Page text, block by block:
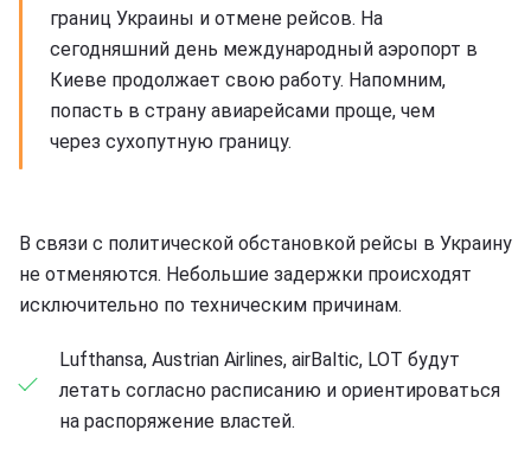
границ Украины и отмене рейсов. На
сегодняшний день международный аэропорт в
Киеве продолжает свою работу. Напомним,
попасть в страну авиарейсами проще, чем
через сухопутную границу.
В связи с политической обстановкой рейсы в Украину
не отменяются. Небольшие задержки происходят
исключительно по техническим причинам.
Lufthansa, Austrian Airlines, airBaltic, LOT будут
летать согласно расписанию и ориентироваться
на распоряжение властей.